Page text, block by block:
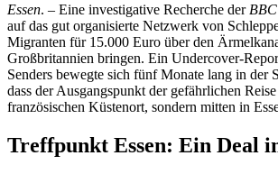
Essen. – Eine investigative Recherche der BBC
auf das gut organisierte Netzwerk von
Migranten für 15.000 Euro über den
Großbritannien bringen. Ein Undercover-
Senders bewegte sich fünf Monate lang in der
dass der Ausgangspunkt der gefährlichen
französischen Küstenort, sondern mitten in
Treffpunkt Essen: Ein Deal